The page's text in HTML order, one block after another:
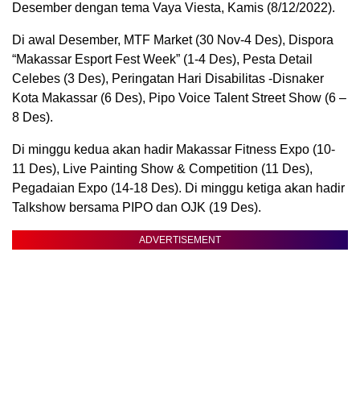
Desember dengan tema Vaya Viesta, Kamis (8/12/2022).
Di awal Desember, MTF Market (30 Nov-4 Des), Dispora
“Makassar Esport Fest Week” (1-4 Des), Pesta Detail
Celebes (3 Des), Peringatan Hari Disabilitas -Disnaker
Kota Makassar (6 Des), Pipo Voice Talent Street Show (6 –
8 Des).
Di minggu kedua akan hadir Makassar Fitness Expo (10-
11 Des), Live Painting Show & Competition (11 Des),
Pegadaian Expo (14-18 Des). Di minggu ketiga akan hadir
Talkshow bersama PIPO dan OJK (19 Des).
ADVERTISEMENT